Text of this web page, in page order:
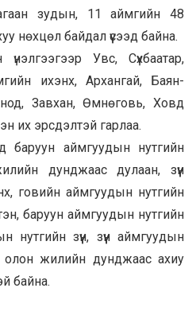
зудын, 11 аймгийн 48
нөхцөл байдал үүсээд байна.
Увс, Сүхбаатар,
ихэнх, Архангай, Баян-
Завхан, Өмнөговь, Ховд
их эрсдэлтэй гарлаа.
аймгуудын нутгийн
дунджаас дулаан, зүүн
говийн аймгуудын нутгийн
баруун аймгуудын нутгийн
зүүн, зүүн аймгуудын
олон жилийн дунджаас ахиу
байна.